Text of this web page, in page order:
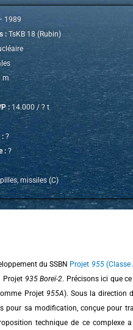
1989
: TsKB 18 (Rubin)
m
: 14.000 / ? t
:?
: ?
missiles (C)
du SSBN Projet 955(Classe
Projet 935 Boreï-2. Précisons ici que
Projet 955A). Sous la direction
pour sa modification, conçue pour
technique de ce complexe